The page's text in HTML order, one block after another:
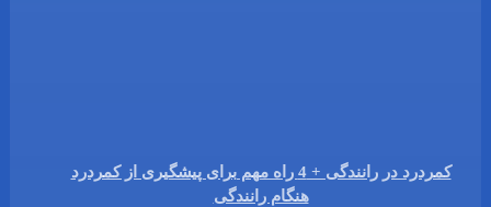
کمردرد در رانندگی + 4 راه مهم برای پیشگیری از کمردرد
هنگام رانندگی